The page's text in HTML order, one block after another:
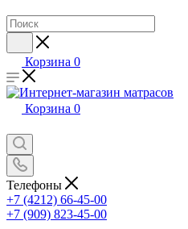
Корзина 0
Корзина 0
Телефоны
+7 (4212) 66-45-00
+7 (909) 823-45-00